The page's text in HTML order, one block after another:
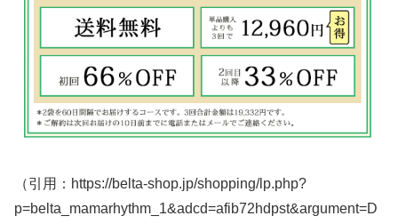
（引用：https://belta-shop.jp/shopping/lp.php?
p=belta_mamarhythm_1&adcd=afib72hdpst&argument=D